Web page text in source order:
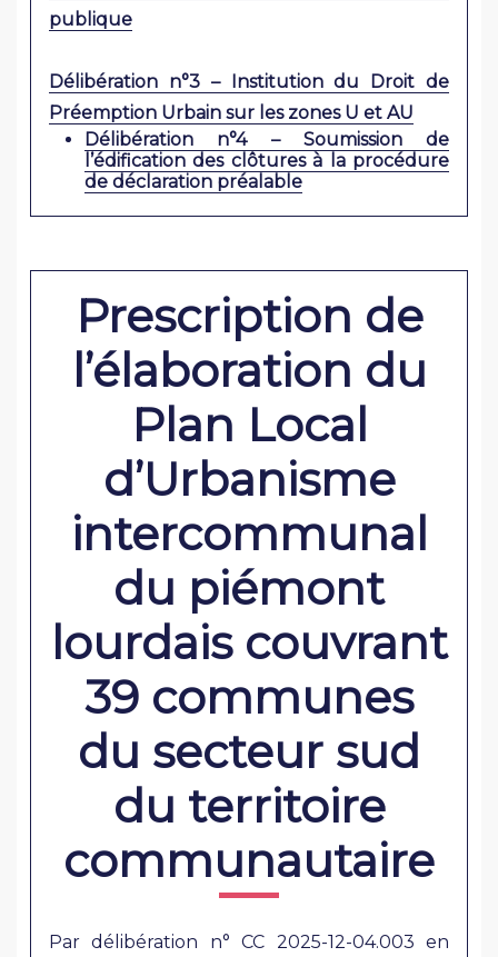
publique
Délibération n°3 – Institution du Droit de
Préemption Urbain sur les zones U et AU
Délibération n°4 – Soumission de
l’édification des clôtures à la procédure
de déclaration préalable
Prescription de
l’élaboration du
Plan Local
d’Urbanisme
intercommunal
du piémont
lourdais couvrant
39 communes
du secteur sud
du territoire
communautaire
Par délibération n° CC 2025-12-04.003 en